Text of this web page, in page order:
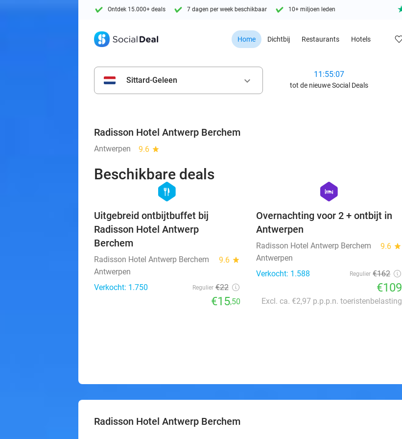
Ontdek 15.000+ deals 7 dagen per week beschikbaar 10+ miljoen leden
Home Dichtbij Restaurants Hotels
Sittard-Geleen keyboard_arrow_down
11:55:06
tot de nieuwe Social Deals
Radisson Hotel Antwerp Berchem
Antwerpen 9.6 star
Beschikbare deals
hexagon
food
Uitgebreid ontbijtbuffet bij
Radisson Hotel Antwerp
Berchem
Radisson Hotel Antwerp Berchem 9.6 star
Antwerpen
Verkocht: 1.750
Regulier €22
€15,50
hexagon
hotel
Overnachting voor 2 + ontbijt in
Antwerpen
Radisson Hotel Antwerp Berchem 9.6 star
Antwerpen
Verkocht: 1.588
Regulier €162
€109
Excl. ca. €2,97 p.p.p.n. toeristenbelasting
Radisson Hotel Antwerp Berchem